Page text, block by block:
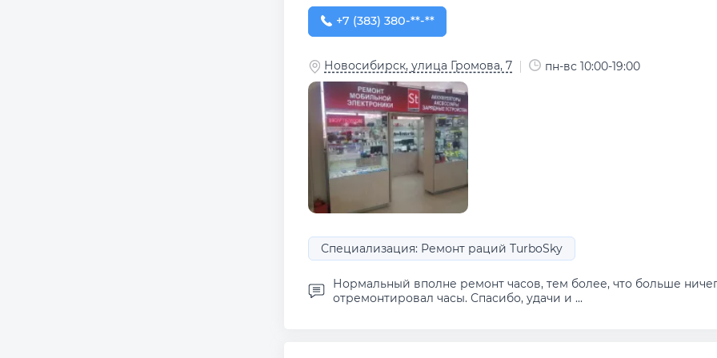
+7 (383) 380-15-74
+7 (383) 380-**-**
Новосибирск, улица Громова, 7 пн-вс 10:00-19:00
Специализация: Ремонт раций TurboSky
Нормальный вполне ремонт часов, тем более, что больше
отремонтировал часы. Спасибо, удачи и ...